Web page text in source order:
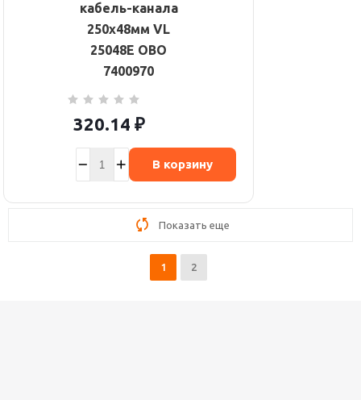
кабель-канала
250х48мм VL
25048E OBO
7400970
320.14 ₽
В корзину
Показать еще
1 2